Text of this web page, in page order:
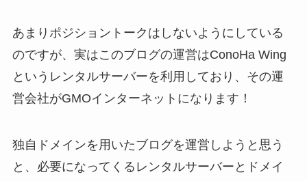
あまりポジショントークはしないようにしている
のですが、実はこのブログの運営はConoHa Wing
というレンタルサーバーを利用しており、その運
営会社がGMOインターネットになります！
独自ドメインを用いたブログを運営しようと思う
と、必要になってくるレンタルサーバーとドメイ